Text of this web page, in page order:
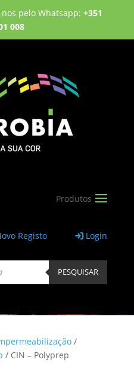
pelo Whatsapp: +351
008
Registo Login
PESQUISAR
/
/ CIN – Polyprep